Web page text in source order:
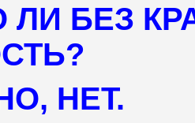
БЕЗ
НЕТ.